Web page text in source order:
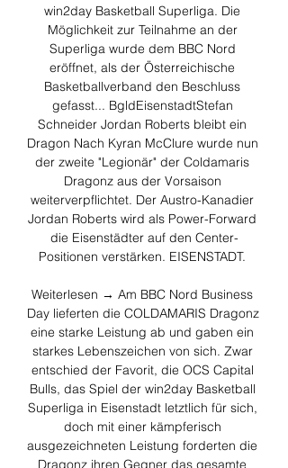
win2day Basketball Superliga. Die
Möglichkeit zur Teilnahme an der
Superliga wurde dem BBC Nord
eröffnet, als der Österreichische
Basketballverband den Beschluss
gefasst... BgldEisenstadtStefan
Schneider Jordan Roberts bleibt ein
Dragon Nach Kyran McClure wurde nun
der zweite "Legionär" der Coldamaris
Dragonz aus der Vorsaison
weiterverpflichtet. Der Austro-Kanadier
Jordan Roberts wird als Power-Forward
die Eisenstädter auf den Center-
Positionen verstärken. EISENSTADT.
Weiterlesen → Am BBC Nord Business
Day lieferten die COLDAMARIS Dragonz
eine starke Leistung ab und gaben ein
starkes Lebenszeichen von sich. Zwar
entschied der Favorit, die OCS Capital
Bulls, das Spiel der win2day Basketball
Superliga in Eisenstadt letztlich für sich,
doch mit einer kämpferisch
ausgezeichneten Leistung forderten die
Dragonz ihren Gegner das gesamte